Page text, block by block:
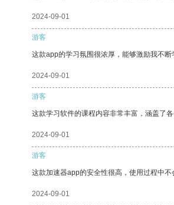
2024-09-01
游客
这款app的学习氛围很浓厚，能够激励我不断
2024-09-01
游客
这款学习软件的课程内容非常丰富，涵盖了
2024-09-01
游客
这款加速器app的安全性很高，使用过程中
2024-09-01